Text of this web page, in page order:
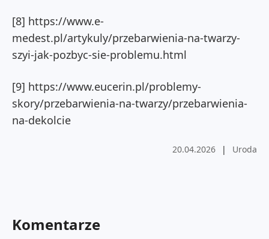
[8] https://www.e-
medest.pl/artykuly/przebarwienia-na-twarzy-
szyi-jak-pozbyc-sie-problemu.html
[9] https://www.eucerin.pl/problemy-
skory/przebarwienia-na-twarzy/przebarwienia-
na-dekolcie
20.04.2026 | Uroda
Komentarze